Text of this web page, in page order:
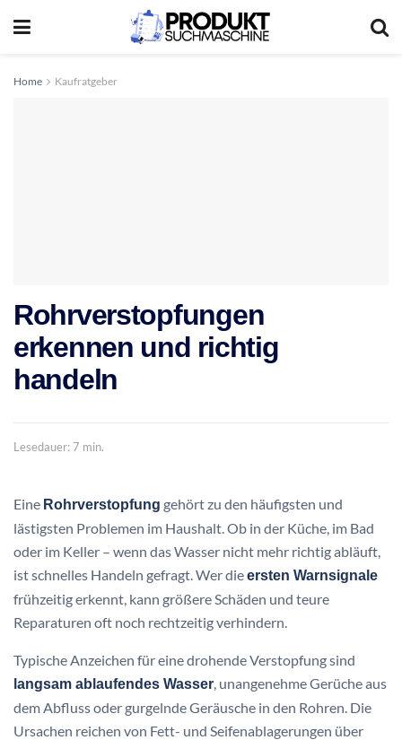
Home Kaufratgeber
Rohrverstopfungen
erkennen und richtig
handeln
Lesedauer: 7 min.
Eine Rohrverstopfung gehört zu den häufigsten und
lästigsten Problemen im Haushalt. Ob in der Küche, im Bad
oder im Keller – wenn das Wasser nicht mehr richtig abläuft,
ist schnelles Handeln gefragt. Wer dieersten Warnsignale
frühzeitig erkennt, kann größere Schäden und teure
Reparaturen oft noch rechtzeitig verhindern.
Typische Anzeichen für eine drohende Verstopfung sind
langsam ablaufendes Wasser, unangenehme Gerüche aus
dem Abfluss oder gurgelnde Geräusche in den Rohren. Die
Ursachen reichen von Fett- und Seifenablagerungen über